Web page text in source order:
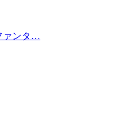
ァンタ…